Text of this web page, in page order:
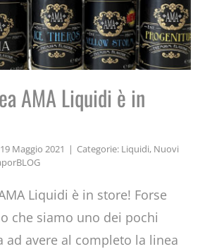
AMA Liquidi è in
19 Maggio 2021 | Categorie: Liquidi, Nuovi
Liquidi è in store! Forse
che siamo uno dei pochi
ad avere al completo la linea